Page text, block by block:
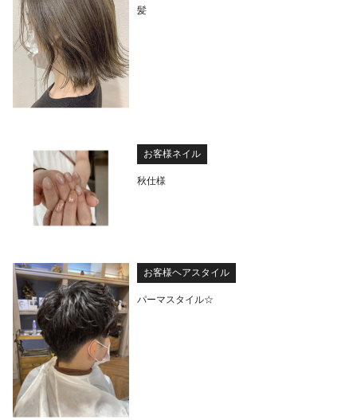
髪
お客様ネイル
秋仕様
お客様ヘアスタイル
パーマスタイル☆